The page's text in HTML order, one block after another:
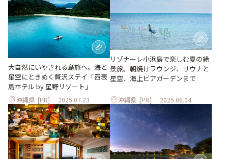
大自然にいやされる島旅へ。海と
星空にときめく贅沢ステイ「西表
島ホテル by 星野リゾート」
沖縄県 [PR] 2025.07.23
リゾナーレ小浜島で楽しむ夏の絶
景旅。朝焼けラウンジ、サウナと
星空、海上ビアガーデンまで
沖縄県 [PR] 2025.06.04